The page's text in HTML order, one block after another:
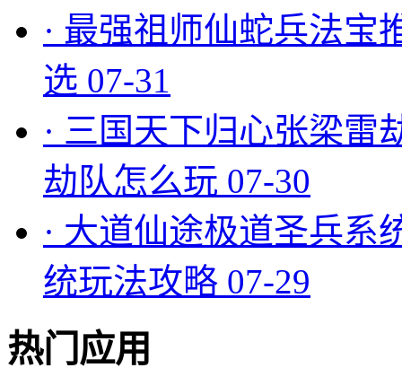
· 最强祖师仙蛇兵法宝
选 07-31
· 三国天下归心张梁雷
劫队怎么玩 07-30
· 大道仙途极道圣兵系
统玩法攻略 07-29
热门应用